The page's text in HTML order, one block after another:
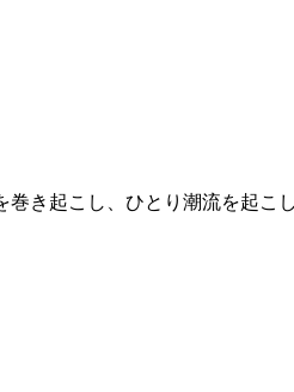
き起こし、ひとり潮流を起こ